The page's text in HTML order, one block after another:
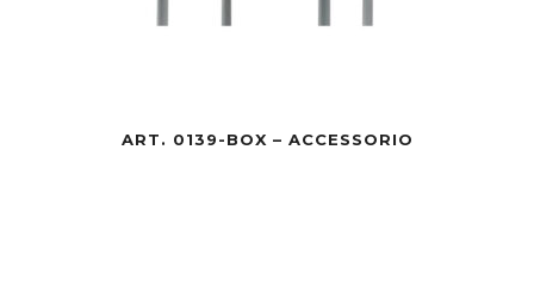
ART. 0139-BOX – ACCESSORIO